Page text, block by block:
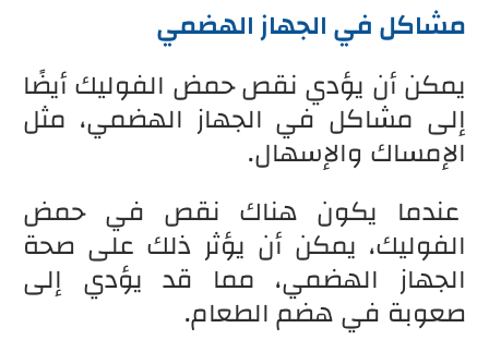
مشاكل في الجهاز الهضمي
يمكن أن يؤدي نقص حمض الفوليك أيضًا
إلى مشاكل في الجهاز الهضمي، مثل
الإمساك والإسهال.
عندما يكون هناك نقص في حمض
الفوليك، يمكن أن يؤثر ذلك على صحة
الجهاز الهضمي، مما قد يؤدي إلى
صعوبة في هضم الطعام.